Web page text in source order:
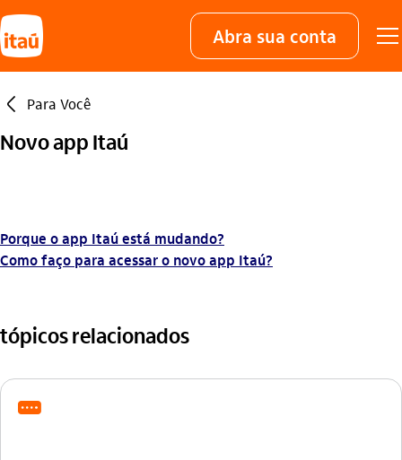
Abra sua conta
seta_esquerda Para Você
Novo app Itaú
Porque o app Itaú está mudando?
Como faço para acessar o novo app Itaú?
tópicos relacionados
icon-itaufonts_senha